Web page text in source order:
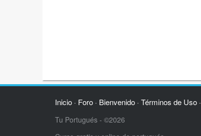
Inicio· Foro· Bienvenido· Términos de Uso·
Tu Portugués - ©2026